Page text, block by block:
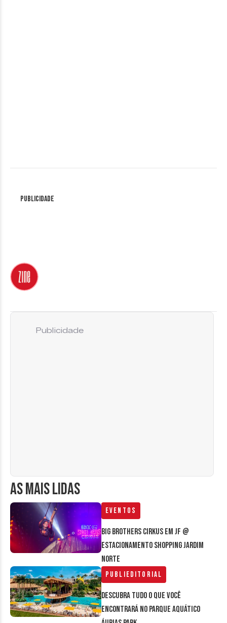
Publicidade
AS MAIS LIDAS
Eventos
Big Brothers Cirkus em JF @
estacionamento Shopping Jardim
Norte
Publieditorial
Descubra tudo o que você
encontrará no parque aquático
Publicidade